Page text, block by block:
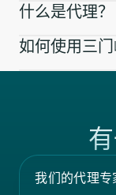
什么是代理？
如何使用三门
我们的代理